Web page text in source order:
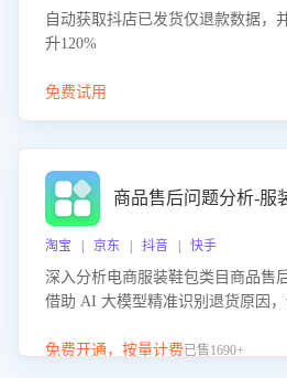
自动获取抖店已发货仅退款数据，
升120%
免费试用
商品售后问题分析-服
淘宝 | 京东 | 抖音 | 快手
深入分析电商服装鞋包类目商品售
借助 AI 大模型精准识别退货原因
议，助力商家优化产品或服务，实
免费开通，按量计费已售1690+